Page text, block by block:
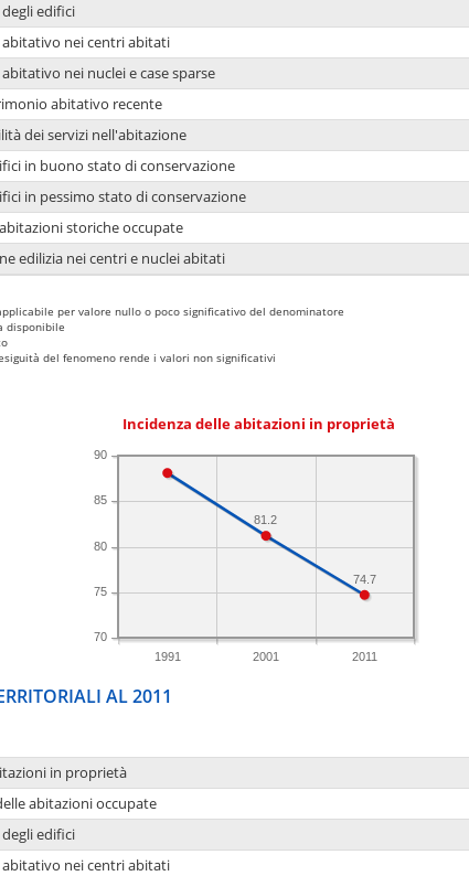
edifici
nei centri abitati
nei nuclei e case sparse
abitativo recente
dei servizi nell'abitazione
in buono stato di conservazione
in pessimo stato di conservazione
storiche occupate
edilizia nei centri e nuclei abitati
per valore nullo o poco significativo del denominatore
disponibile
del fenomeno rende i valori non significativi
Incidenza delle abitazioni in proprietà
1991 2001 2011
70
75
80
85
90
74.7
81.2
AL 2011
in proprietà
abitazioni occupate
edifici
nei centri abitati